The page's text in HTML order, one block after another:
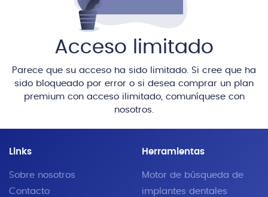
Acceso limitado
Parece que su acceso ha sido limitado. Si cree que ha
sido bloqueado por error o si desea comprar un plan
premium con acceso ilimitado, comuníquese con
nosotros.
Links
Sobre nosotros
Contacto
Herramientas
Motor de búsqueda de
implantes dentales